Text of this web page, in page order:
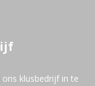
klusbedrijf in te